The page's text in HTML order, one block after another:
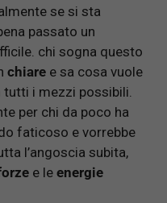
se si sta
passato un
chi sogna questo
chiare e sa cosa vuole
i mezzi possibili.
per chi da poco ha
faticoso e vorrebbe
l’angoscia subita,
e le energie